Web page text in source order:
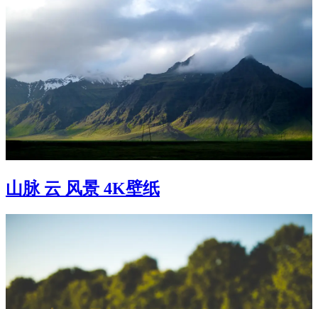
山脉 云 风景 4K壁纸